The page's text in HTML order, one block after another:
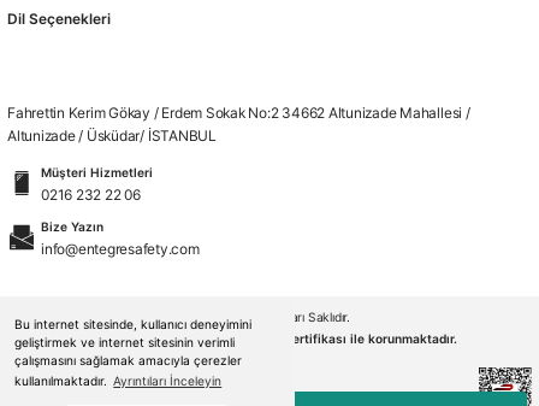
Bu internet sitesinde, kullanıcı deneyimini
geliştirmek ve internet sitesinin verimli
çalışmasını sağlamak amacıyla çerezler
kullanılmaktadır. Ayrıntıları İnceleyin
Dil Seçenekleri
Fahrettin Kerim Gökay / Erdem Sokak No:2 34662 Altunizade Mahallesi /
Altunizade / Üsküdar/ İSTANBUL
Müşteri Hizmetleri
0216 232 22 06
Bize Yazın
info@entegresafety.com
© 2026. Tüm Hakları Saklıdır.
Kredi kartı bilgileriniz 256bit SSL sertifikası ile korunmaktadır.